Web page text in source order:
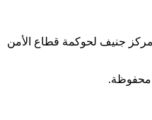
مركز جنيف لحوكمة قطاع الأمن